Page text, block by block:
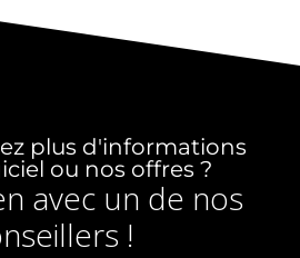
plus d'informations
ou nos offres ?
avec un de nos
!